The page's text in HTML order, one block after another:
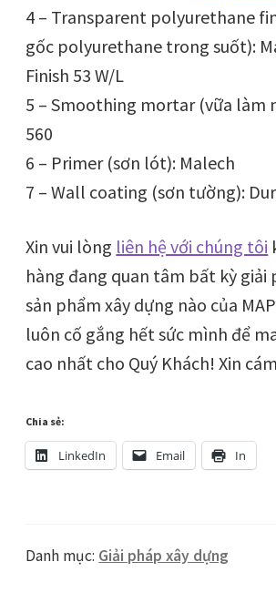
4 – Transparent polyurethane
gốc polyurethane trong suốt):
Finish 53 W/L
5 – Smoothing mortar (vữa làm
560
6 – Primer (sơn lót): Malech
7 – Wall coating (sơn tường):
Xin vui lòng liên hệ với chúng tôi
hàng đang quan tâm bất kỳ giải
sản phẩm xây dựng nào của
luôn cố gắng hết sức mình để
cao nhất cho Quý Khách! Xin
Chia sẻ:
LinkedIn Email In
Danh mục: Giải pháp xây dựng